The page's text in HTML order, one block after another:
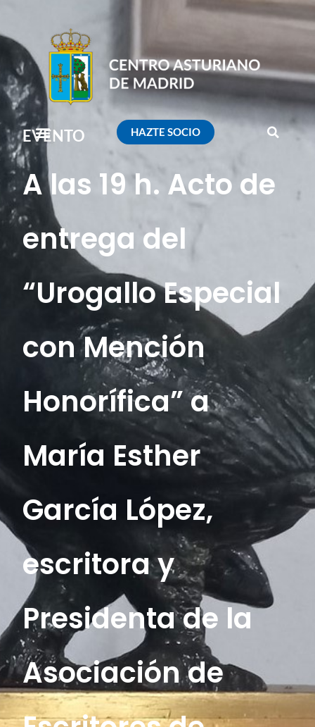
HAZTE SOCIO
EVENTO
A las 19 h. Acto de
entrega del
“Urogallo Especial
con Mención
Honorífica” a
María Esther
García López,
escritora y
Presidenta de la
Asociación de